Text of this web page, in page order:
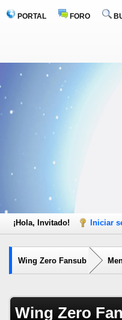
PORTAL FORO
¡Hola, Invitado! Iniciar
Wing Zero Fansub
Wing Zero